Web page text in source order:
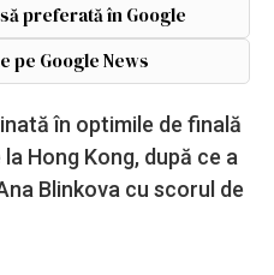
preferată în Google
pe Google News
în optimile de finală
Hong Kong, după ce a
Blinkova cu scorul de